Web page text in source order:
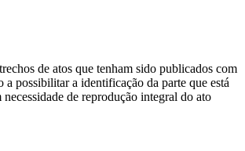
de atos que tenham sido publicados com
a possibilitar a identificação da parte que está
de reprodução integral do ato